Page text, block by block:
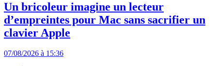
Un bricoleur imagine un lecteur
d’empreintes pour Mac sans sacrifier un
clavier Apple
07/08/2026 à 15:36